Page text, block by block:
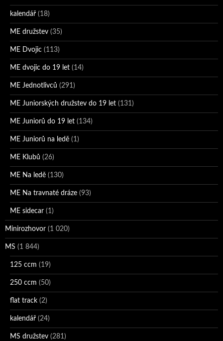
kalendář (18)
ME družstev (35)
ME Dvojic (113)
ME dvojic do 19 let (14)
ME Jednotlivců (291)
ME Juniorských družstev do 19 let (131)
ME Juniorů do 19 let (134)
ME Juniorů na ledě (1)
ME Klubů (26)
ME Na ledě (130)
ME Na travnaté dráze (93)
ME sidecar (1)
Minirozhovor (1 020)
MS (1 844)
125 ccm (19)
250 ccm (50)
flat track (2)
kalendář (24)
MS družstev (281)